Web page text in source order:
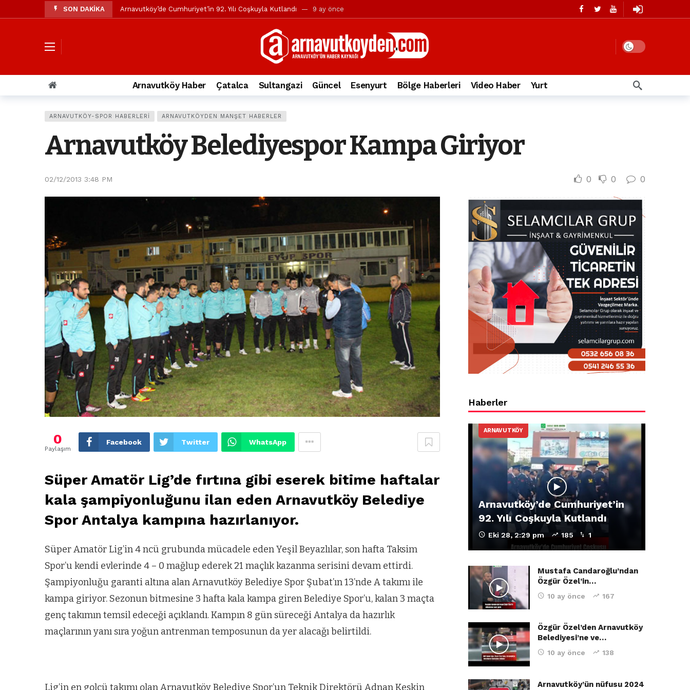
SON DAKİKA Arnavutköy’de Cumhuriyet’in 92. Yılı Coşkuyla Kutlandı 9 ay önce
Özgür Özel’den Arnavutköy Belediyesi’ne ve Mustafa Candaroğlu’na yönelik suçlamalar 10 ay önce
Arnavutköy’ün nüfusu 2024 yılında 344.868’e ulaştı 1 yıl önce
Arnavutköy Taşoluk’ta seyir halindeki otomobil alev alev yandı. 2 yıl önce
Arnavutköy İmrahor Mahallesi sakinleri protesto gösterisi düzenledi 2 yıl önce
Toprak kaydı: 3 hafriyat kamyonu birbirlerinin üzerine devrildi
İstanbul Havalimanı yolundaki kazada, taksideki yolcu öldü 3 yıl önce
Arnavutkoy Belediyesi’ne su baskını tepkisi 3 yıl önce
Arnavutköy Haber Çatalca Sultangazi Güncel Esenyurt Bölge Haberleri Video Haber Yurt
ARNAVUTKÖY-SPOR HABERLERI ARNAVUTKÖYDEN MANŞET HABERLER
Arnavutköy Belediyespor Kampa Giriyor
02/12/2013 3:48 PM 0 0 0
0
Paylaşım
Facebook Twitter WhatsApp
Süper Amatör Lig’de fırtına gibi eserek bitime haftalar
kala şampiyonluğunu ilan eden Arnavutköy Belediye
Spor Antalya kampına hazırlanıyor.
Süper Amatör Lig’in 4 ncü grubunda mücadele eden Yeşil Beyazlılar, son hafta Taksim
Spor’u kendi evlerinde 4 – 0 mağlup ederek 21 maçlık kazanma serisini devam ettirdi.
Şampiyonluğu garanti altına alan Arnavutköy Belediye Spor Şubat’ın 13’nde A takımı ile
kampa giriyor. Sezonun bitmesine 3 hafta kala kampa giren Belediye Spor’u, kalan 3 maçta
genç takımın temsil edeceği açıklandı. Kampın 8 gün süreceği Antalya da hazırlık
maçlarının yanı sıra yoğun antrenman temposunun da yer alacağı belirtildi.
Lig’in en golcü takımı olan Arnavutköy Belediye Spor’un Teknik Direktörü Adnan Keskin
Haberler
ARNAVUTKÖY
Arnavutköy’de Cumhuriyet’in
92. Yılı Coşkuyla Kutlandı
Eki 28, 2:29 pm 185 1
Mustafa Candaroğlu’ndan
Özgür Özel’in…
10 ay önce 167
Özgür Özel’den Arnavutköy
Belediyesi’ne ve…
10 ay önce 138
Arnavutköy’ün nüfusu 2024